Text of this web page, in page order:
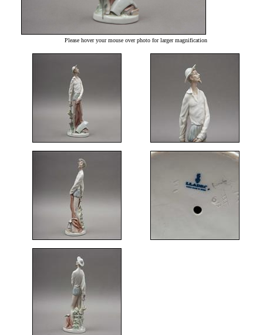
Please hover your mouse over photo for larger magnification